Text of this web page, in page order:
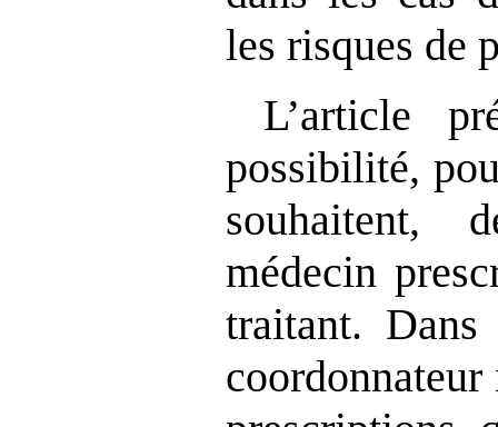
les risques de
L’article
possibilité,
souhaitent,
médecin
traitant.